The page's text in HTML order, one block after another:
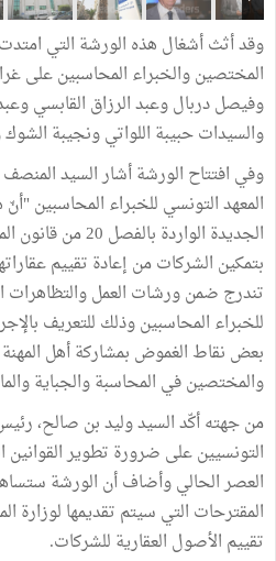
وقد أثث أشغال هذه الورشة التي
المختصين والخبراء المحاسبين على
وفيصل دربال وعبد الرزاق القابسي
والسيدات حبيبة اللواتي ونجيبة
وفي افتتاح الورشة أشار السيد
المعهد التونسي للخبراء المحاسبين
بتمكين الشركات من إعادة تقييم
تندرج ضمن ورشات العمل والتظاهرات
للخبراء المحاسبين وذلك للتعريف
بعض نقاط الغموض بمشاركة أهل
والمختصين في المحاسبة والجباية
من جهته أكّد السيد وليد بن صالح،
التونسيين على ضرورة تطوير القوانين
العصر الحالي وأضاف أن الورشة
المقترحات التي سيتم تقديمها لوزارة
تقييم الأصول العقارية للشركات.